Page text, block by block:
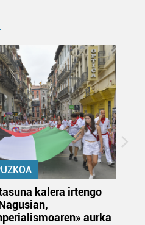
kalera irtengo
aurka